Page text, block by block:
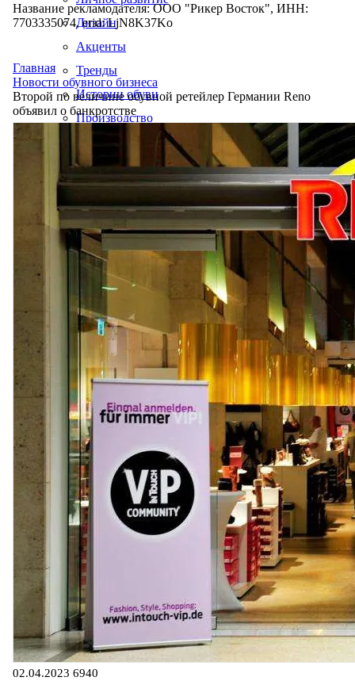
Дизайн
Акценты
Тренды
Истории обуви
Производство
Название рекламодателя: ООО "Рикер Восток", ИНН:
7703335074, erid: LjN8K37Ko
Главная
Новости обувного бизнеса
Второй по величине обувной ретейлер Германии Reno
объявил о банкротстве
02.04.2023 6940